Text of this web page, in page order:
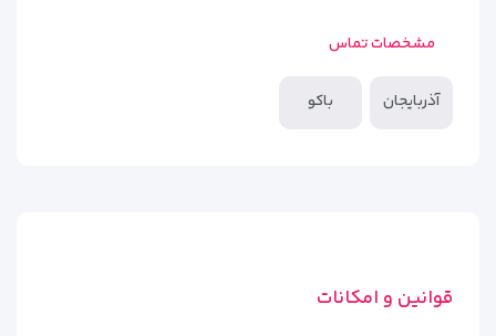
مشخصات تماس
آذربایجان باکو
قوانین و امکانات